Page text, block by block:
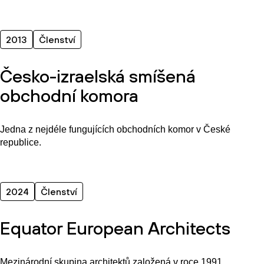
2013 Členství
Česko-izraelská smíšená
obchodní komora
Jedna z nejdéle fungujících obchodních komor v České
republice.
2024 Členství
Equator European Architects
Mezinárodní skupina architektů založená v roce 1991,